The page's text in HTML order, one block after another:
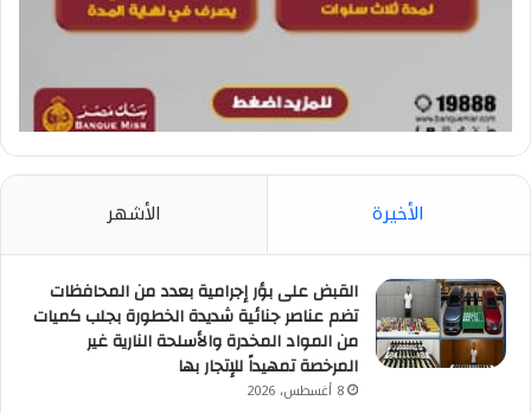
الأخيرة الأشهر
القبض على بؤر إجرامية بعدد من المحافظات
تضم عناصر جنائية شديدة الخطورة بجلب كميات
من المواد المخدرة والأسلحة النارية غير
المرخصة تمهيداً للإتجار بها
8 أغسطس، 2026